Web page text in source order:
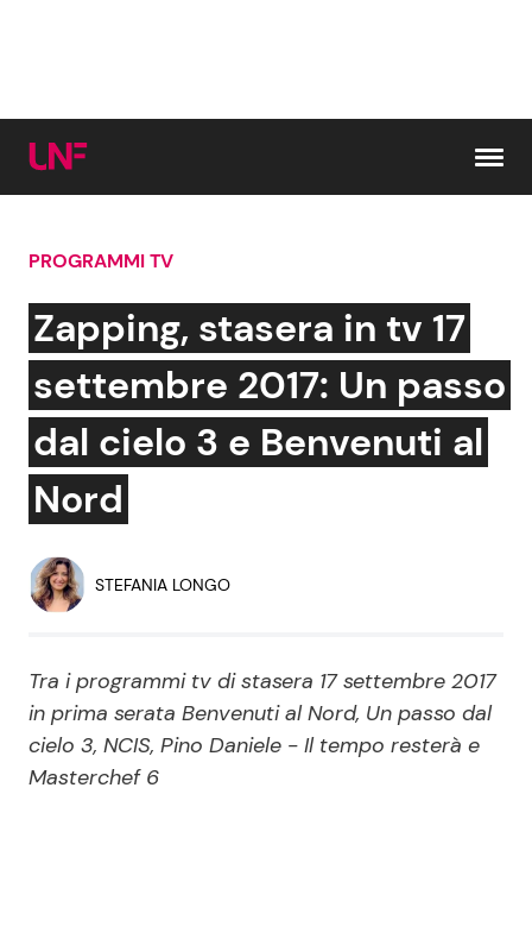
Cerca:
News e Cronaca
Attualità Italiana
Dal Mondo
Economia
Persone Scomparse
Politica
Gossip e TV
Bellezze VIP
Reality e Talent
Soap Opera
PROGRAMMI TV
Zapping, stasera in tv 17
settembre 2017: Un passo
dal cielo 3 e Benvenuti al
Nord
STEFANIA LONGO
Tra i programmi tv di stasera 17 settembre 2017
in prima serata Benvenuti al Nord, Un passo dal
cielo 3, NCIS, Pino Daniele - Il tempo resterà e
Masterchef 6